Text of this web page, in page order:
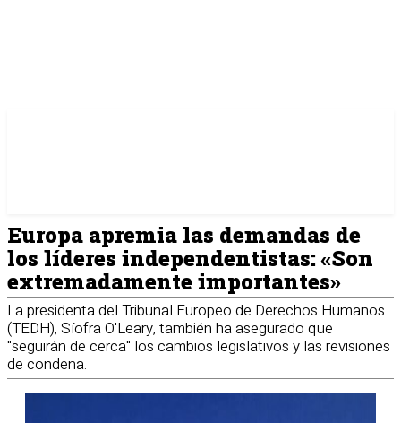
Europa apremia las demandas de
los líderes independentistas: «Son
extremadamente importantes»
La presidenta del Tribunal Europeo de Derechos Humanos
(TEDH), Síofra O'Leary, también ha asegurado que
"seguirán de cerca" los cambios legislativos y las revisiones
de condena.